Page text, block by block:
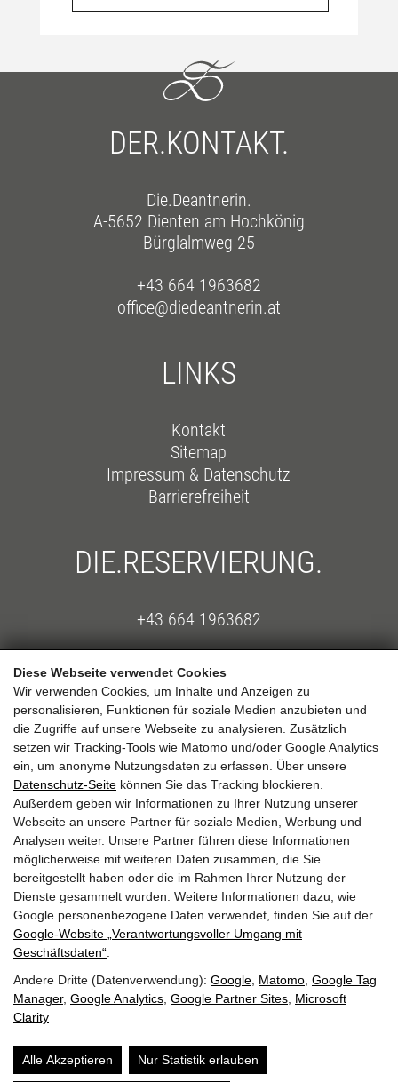
Diese Webseite verwendet Cookies
Wir verwenden Cookies, um Inhalte und Anzeigen zu
personalisieren, Funktionen für soziale Medien anzubieten und
die Zugriffe auf unsere Webseite zu analysieren. Zusätzlich
setzen wir Tracking-Tools wie Matomo und/oder Google Analytics
ein, um anonyme Nutzungsdaten zu erfassen. Über unsere
Datenschutz-Seite können Sie das Tracking blockieren.
Außerdem geben wir Informationen zu Ihrer Nutzung unserer
Webseite an unsere Partner für soziale Medien, Werbung und
Analysen weiter. Unsere Partner führen diese Informationen
möglicherweise mit weiteren Daten zusammen, die Sie
bereitgestellt haben oder die im Rahmen Ihrer Nutzung der
Dienste gesammelt wurden. Weitere Informationen dazu, wie
Google personenbezogene Daten verwendet, finden Sie auf der
Google‑Website „Verantwortungsvoller Umgang mit
Geschäftsdaten“
Andere Dritte (Datenverwendung): Google Matomo Google Tag
Manager, Google Analytics Google Partner Sites Microsoft
Clarity
Alle Akzeptieren Nur Statistik erlauben
DER.KONTAKT.
Die.Deantnerin.
A-5652 Dienten am Hochkönig
Bürglalmweg 25
+43 664 1963682
office@diedeantnerin.at
LINKS
Kontakt
Sitemap
Impressum & Datenschutz
Barrierefreiheit
DIE.RESERVIERUNG.
+43 664 1963682